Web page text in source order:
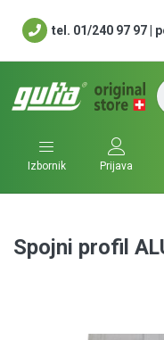
tel. 01/240 97 97 |
Izbornik Prijava
Spojni profil